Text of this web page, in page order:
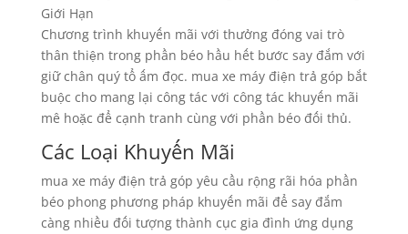
Chương trình khuyến mãi với thưởng đóng vai trò
thân thiện trong phần béo hầu hết bước say đắm với
giữ chân quý tổ ấm đọc. mua xe máy điện trả góp bắt
buộc cho mang lại công tác với công tác khuyến mãi
mê hoặc để cạnh tranh cùng với phần béo đối thủ.
Các Loại Khuyến Mãi
mua xe máy điện trả góp yêu cầu rộng rãi hóa phần
béo phong phương pháp khuyến mãi để say đắm
càng nhiều đối tượng thành cục gia đình ứng dụng